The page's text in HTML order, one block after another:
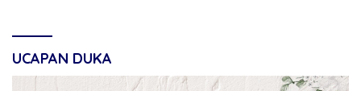
UCAPAN DUKA